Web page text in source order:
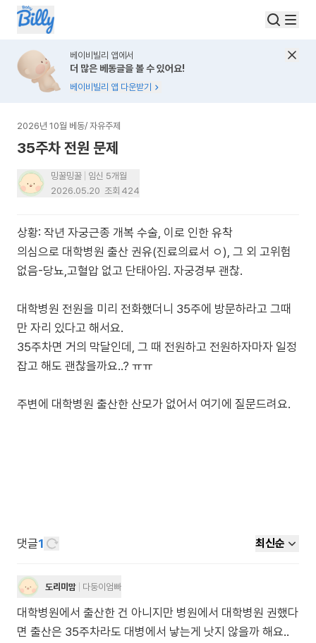
베이비빌리 앱에서
더 많은 베동글을 볼 수 있어요!
베이비빌리 앱 다운받기
2026년 10월 베동/ 자유주제
35주차 전원 문제
밍꿀밍꿀
임신 5개월
2026.05.20 조회 424
상황: 작년 자궁근종 개복 수술, 이로 인한 유착
의심으로 대학병원 출산 권유(진료의료서 ㅇ), 그 외 고위험
없음-당뇨,고혈압 없고 단태아임. 자궁경부 괜찮.
대학병원 전원을 미리 전화했더니 35주에 방문하라고 그때
만 자리 있다고 해서요.
35주차면 거의 막달인데, 그 때 전원하고 전원하자마자 일정
잡고 해도 괜찮을까요..? ㅠㅠ
주변에 대학병원 출산한 산모가 없어서 여기에 질문드려요.
댓글1 최신순
도리미맘 다둥이엄빠
대학병원에서 출산한 건 아니지만 병원에서 대학병원 권했다
면 출산은 35주차라도 대병에서 낳는게 낫지 않을까 해요..